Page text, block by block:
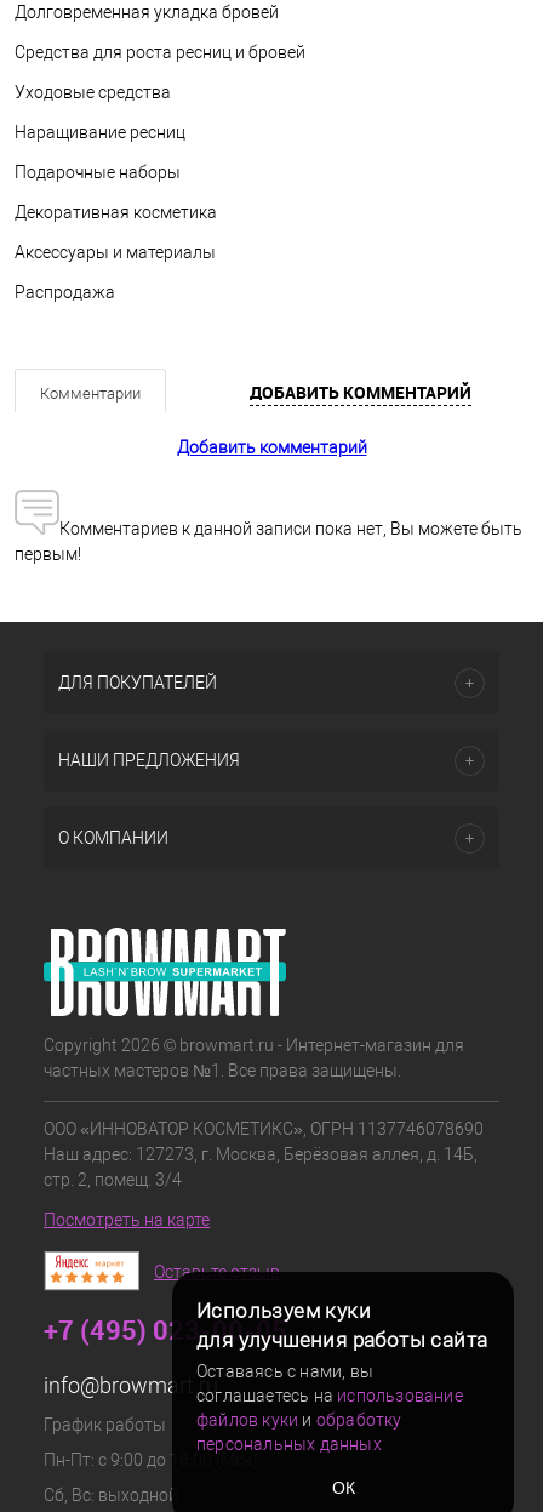
Долговременная укладка бровей
Средства для роста ресниц и бровей
Уходовые средства
Наращивание ресниц
Подарочные наборы
Декоративная косметика
Аксессуары и материалы
Распродажа
Комментарии ДОБАВИТЬ КОММЕНТАРИЙ
Добавить комментарий
Комментариев к данной записи пока нет, Вы можете быть
первым!
Используем куки
для улучшения работы сайта
Оставаясь с нами, вы
соглашаетесь на использование
файлов куки и обработку
персональных данных
ОК
ДЛЯ ПОКУПАТЕЛЕЙ
НАШИ ПРЕДЛОЖЕНИЯ
О КОМПАНИИ
Copyright 2026 © browmart.ru - Интернет-магазин для
частных мастеров №1. Все права защищены.
ООО «ИННОВАТОР КОСМЕТИКС», ОГРН 1137746078690
Наш адрес: 127273, г. Москва, Берёзовая аллея, д. 14Б,
стр. 2, помещ. 3/4
Посмотреть на карте
Оставьте отзыв
+7 (495) 023-00-05
info@browmart.ru
График работы
Пн-Пт: с 9:00 до 18:00 (Мск)
Сб, Вс: выходной